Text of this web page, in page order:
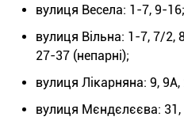
вулиця Весела: 1-7, 9-16;
вулиця Вільна: 1-7, 7/2,
27-37 (непарні);
вулиця Лікарняна: 9, 9А,
вулиця Мєндєлєєва: 31,